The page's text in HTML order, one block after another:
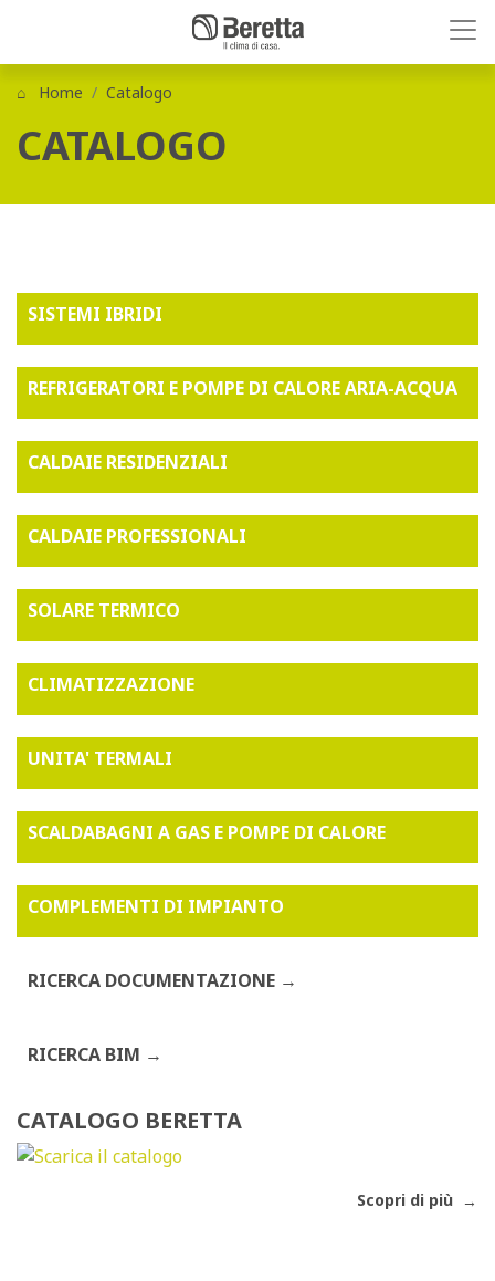
Home Catalogo
CATALOGO
SISTEMI IBRIDI
REFRIGERATORI E POMPE DI CALORE ARIA-ACQUA
CALDAIE RESIDENZIALI
CALDAIE PROFESSIONALI
SOLARE TERMICO
CLIMATIZZAZIONE
UNITA' TERMALI
SCALDABAGNI A GAS E POMPE DI CALORE
COMPLEMENTI DI IMPIANTO
RICERCA DOCUMENTAZIONE
RICERCA BIM
CATALOGO BERETTA
Scopri di più